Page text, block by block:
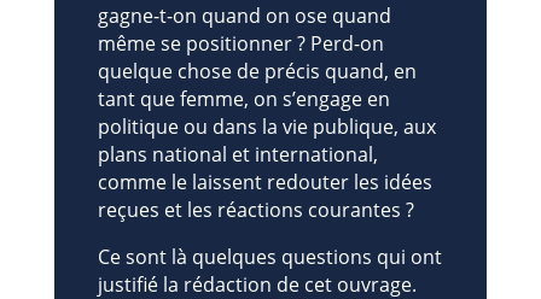
gagne-t-on quand on ose quand
même se positionner ? Perd-on
quelque chose de précis quand, en
tant que femme, on s’engage en
politique ou dans la vie publique, aux
plans national et international,
comme le laissent redouter les idées
reçues et les réactions courantes ?
Ce sont là quelques questions qui ont
justifié la rédaction de cet ouvrage.